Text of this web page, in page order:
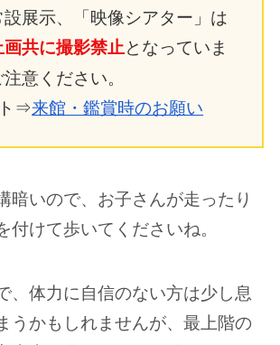
展示、「映像シアター」は
共に撮影禁止となっていま
意ください。
⇒来館・鑑賞時のお願い
暗いので、お子さんが走ったり
付けて歩いてくださいね。
、体力に自信のない方は少し息
うかもしれませんが、最上階の